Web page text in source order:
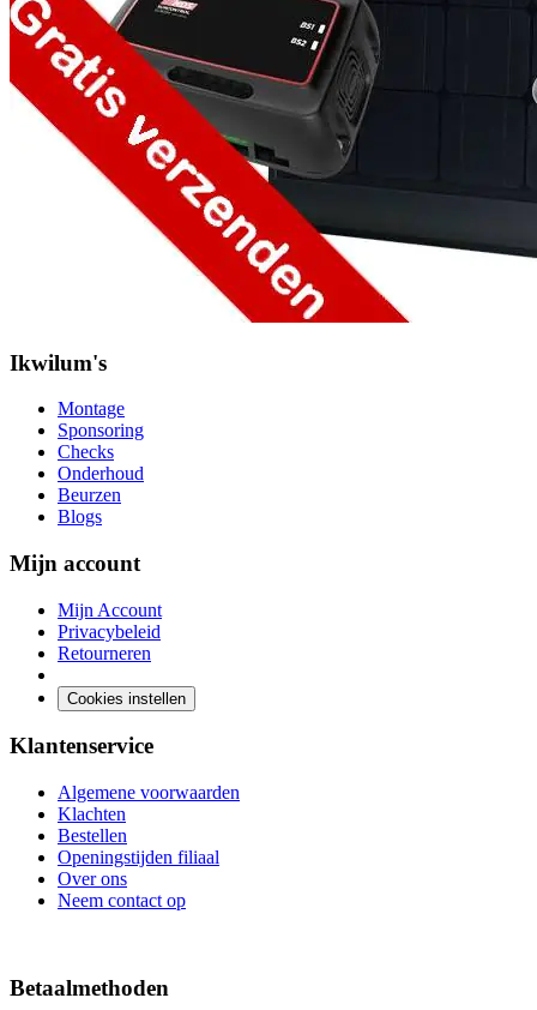
Ikwilum's
Montage
Sponsoring
Checks
Onderhoud
Beurzen
Blogs
Mijn account
Mijn Account
Privacybeleid
Retourneren
Cookies instellen
Klantenservice
Algemene voorwaarden
Klachten
Bestellen
Openingstijden filiaal
Over ons
Neem contact op
Betaalmethoden